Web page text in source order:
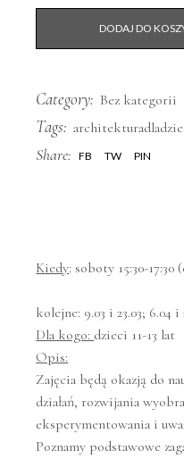
DODAJ DO
Category: Bez kategorii
Tags:
Share: FB TW PIN
Kiedy: soboty 15:30-
kolejne: 9.03 i 23.03; 6.04 i
Dla kogo: dzieci 11-13 lat
Opis:
Zajęcia będą okazją do
działań, rozwijania
eksperymentowania i
Poznamy podstawowe